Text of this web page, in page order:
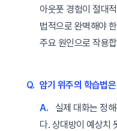
아웃풋 경험이 절대
법적으로 완벽해야
주요 원인으로 작용
Q. 암기 위주의 학습법
A.
실제 대화는 정
다. 상대방이 예상치